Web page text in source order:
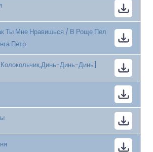
Ты Мне Нравишься / В Роще Пел
Петр
Динь-Динь]